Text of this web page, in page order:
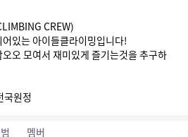
CREW)
있는 아이들클라이밍입니다!
오 모여서 재미있게 즐기는것을 추구하
멤버